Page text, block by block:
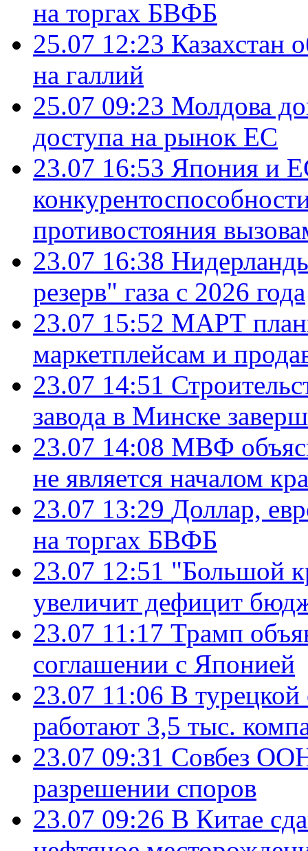
на торгах БВФБ
25.07 12:23 Казахстан
на галлий
25.07 09:23 Молдова
доступа на рынок ЕС
23.07 16:53 Япония и
противостояния
23.07 16:38
резерв" газа с 2026 года
23.07 15:52 МАРТ
маркетплейсам и
23.07 14:51
завода в Минске
23.07 14:08 МВФ
не является началом
23.07 13:29 Доллар,
на торгах БВФБ
23.07 12:51 "Большой
увеличит дефицит
23.07 11:17 Трамп
соглашении с Японией
23.07 11:06 В
работают 3,5 тыс.
23.07 09:31 Совбез
разрешении споров
23.07 09:26 В Китае